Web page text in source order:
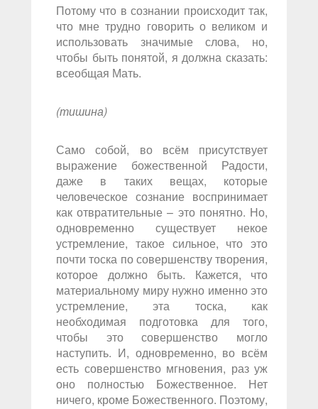
Потому что в сознании происходит так,
что мне трудно говорить о великом и
использовать значимые слова, но,
чтобы быть понятой, я должна сказать:
всеобщая Мать.
(тишина)
Само собой, во всём присутствует
выражение божественной Радости,
даже в таких вещах, которые
человеческое сознание воспринимает
как отвратительные – это понятно. Но,
одновременно существует некое
устремление, такое сильное, что это
почти тоска по совершенству творения,
которое должно быть. Кажется, что
материальному миру нужно именно это
устремление, эта тоска, как
необходимая подготовка для того,
чтобы это совершенство могло
наступить. И, одновременно, во всём
есть совершенство мгновения, раз уж
оно полностью Божественное. Нет
ничего, кроме Божественного. Поэтому,